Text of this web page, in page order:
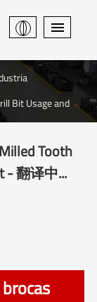
Bit Usage and
Tooth
- 翻译中...